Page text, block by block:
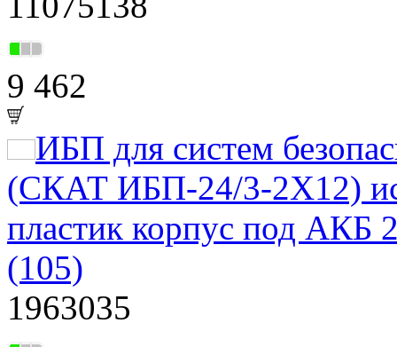
9 462
ИБП для систем
(СКАТ ИБП-24/3-2X12)
пластик корпус под
(105)
1963035